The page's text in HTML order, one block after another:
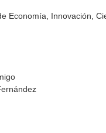
Economía, Innovación,